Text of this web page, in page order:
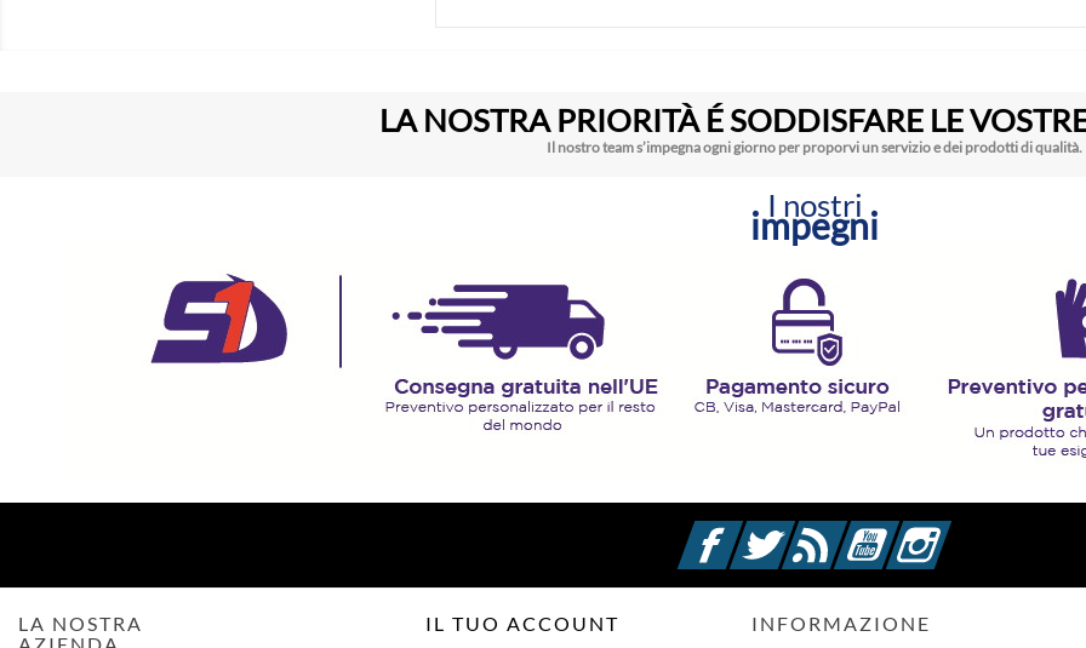
LA NOSTRA PRIORITÀ É SODDISFARE LE
Il nostro team s’impegna ogni giorno per proporvi un servizio e dei prodotti di qualità.
I nostri
impegni
FacebookTwitterRss YouTubeInstagram
LA NOSTRA
IL TUO ACCOUNT INFORMAZIONE